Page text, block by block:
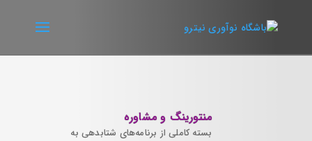
منتورینگ و مشاوره
بسته کاملی از برنامه‌های شتابدهی به